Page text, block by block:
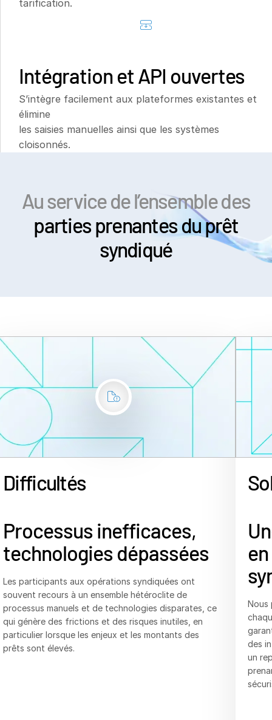
Italiano
tarification.
Intégration et API ouvertes
S’intègre facilement aux plateformes existantes et
élimine
les saisies manuelles ainsi que les systèmes
cloisonnés.
Au service de l’ensemble des
parties prenantes du prêt
syndiqué
Difficultés
Processus inefficaces,
technologies dépassées
Les participants aux opérations syndiquées ont
souvent recours à un ensemble hétéroclite de
processus manuels et de technologies disparates, ce
qui génère des frictions et des risques inutiles, en
particulier lorsque les enjeux et les montants des
prêts sont élevés.
Nous
des
un